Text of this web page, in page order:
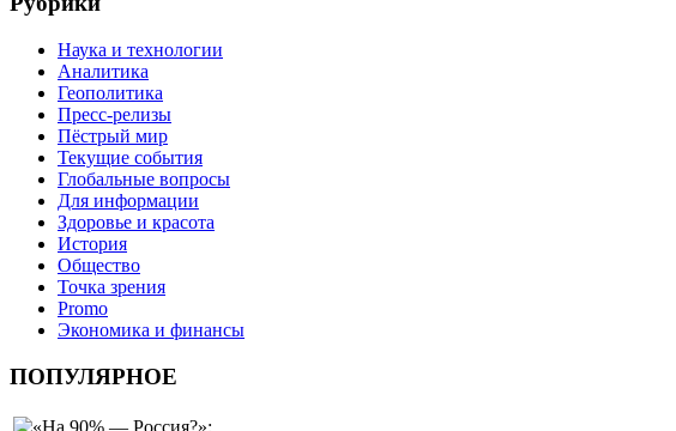
Наука и технологии
Аналитика
Геополитика
Пресс-релизы
Пёстрый мир
Текущие события
Глобальные вопросы
Для информации
Здоровье и красота
История
Общество
Точка зрения
Promo
Экономика и финансы
ПОПУЛЯРНОЕ